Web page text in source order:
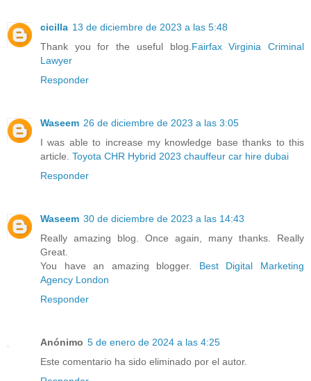
cicilla 13 de diciembre de 2023 a las 5:48
Thank you for the useful blog.Fairfax Virginia Criminal
Lawyer
Responder
Waseem 26 de diciembre de 2023 a las 3:05
I was able to increase my knowledge base thanks to this
article. Toyota CHR Hybrid 2023 chauffeur car hire dubai
Responder
Waseem 30 de diciembre de 2023 a las 14:43
Really amazing blog. Once again, many thanks. Really
Great.
You have an amazing blogger. Best Digital Marketing
Agency London
Responder
Anónimo 5 de enero de 2024 a las 4:25
Este comentario ha sido eliminado por el autor.